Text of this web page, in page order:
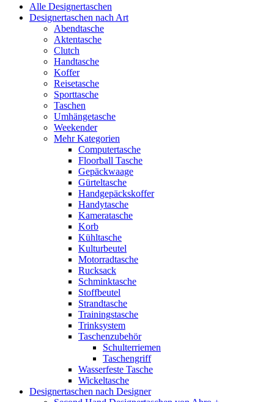
Alle Designertaschen
Designertaschen nach Art
Abendtasche
Aktentasche
Clutch
Handtasche
Koffer
Reisetasche
Sporttasche
Taschen
Umhängetasche
Weekender
Mehr Kategorien
Computertasche
Floorball Tasche
Gepäckwaage
Gürteltasche
Handgepäckskoffer
Handytasche
Kameratasche
Korb
Kühltasche
Kulturbeutel
Motorradtasche
Rucksack
Schminktasche
Stoffbeutel
Strandtasche
Trainingstasche
Trinksystem
Taschenzubehör
Schulterriemen
Taschengriff
Wasserfeste Tasche
Wickeltasche
Designertaschen nach Designer